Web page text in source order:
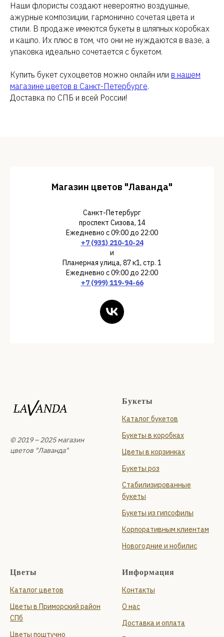
Наши флористы создают невероятно воздушные,
ажурные композиции, гармонично сочетая цвета и
стили. В продаже имеются букеты в шляпных коробках
и кашпо. Их плюс в том, что они не нуждаются в вазе, а
упаковка идеально сочетается с букетом.
Купить букет сухоцветов можно онлайн или в нашем
магазине цветов в Санкт-Петербурге.
Доставка по СПБ и всей России!
Магазин цветов "Лаванда"
Санкт-Петербург
проспект Сизова, 14
Ежедневно с 09:00 до 22:00
+7 (931) 210-10-24
и
Планерная улица, 87 к1, стр. 1
Ежедневно с 09:00 до 22:00
+7 (999) 119-94-66
© 2019 – 2025 магазин
цветов "Лаванда"
Букеты
Каталог букетов
Букеты в коробках
Цветы в корзинках
Букеты роз
Стабилизированные
букеты
Букеты из гипсофилы
Корпоративным клиентам
Новогодние и нобилис
Цветы
Каталог цветов
Цветы в Приморский район
СПб
Цветы поштучно
Информация
Контакты
О нас
Доставка и оплата